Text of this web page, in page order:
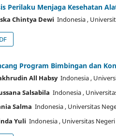
Perilaku Menjaga Kesehatan
Chintya Dewi Indonesia,
Program Bimbingan dan
All Habsy Indonesia,
Salsabila Indonesia,
Salma Indonesia, Universitas
Yuli Indonesia, Universitas